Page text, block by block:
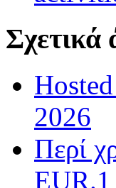
Σχετικά
2026
Περί
EUR.1